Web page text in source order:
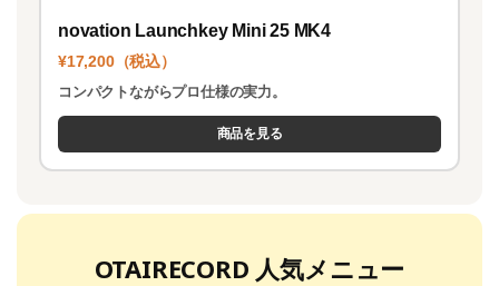
novation Launchkey Mini 25 MK4
¥17,200（税込）
コンパクトながらプロ仕様の実力。
商品を見る
OTAIRECORD 人気メニュー